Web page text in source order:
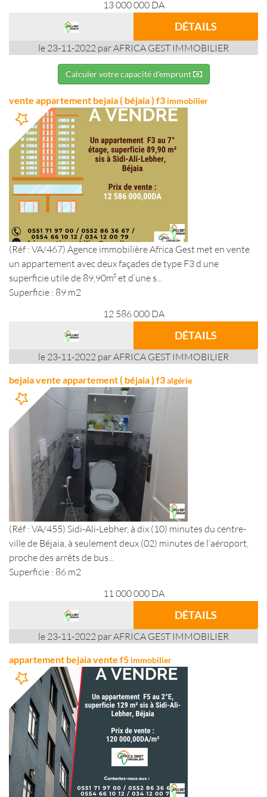
13 000 000 DA
DÉTAILS
le 23-11-2022 par AFRICA GEST IMMOBILIER
Calculer votre capacité d'emprunt
vente appartement bejaia ( béjaia ) f3 immobilier
(Réf : VA/467) Agence immobilière Africa Gest met en vente
un appartement avec deux façades de type F3 d une
superficie utile de 89,90m² et d’une s...
Superficie : 89 m2
12 586 000 DA
DÉTAILS
le 23-11-2022 par AFRICA GEST IMMOBILIER
bejaia vente appartement ( béjaia ) f3algérie
(Réf : VA/455) Sidi-Ali-Lebher, à dix (10) minutes du centre-
ville de Béjaia, à seulement deux (02) minutes de l’aéroport,
proche des arrêts de bus...
Superficie : 86 m2
11 000 000 DA
DÉTAILS
le 23-11-2022 par AFRICA GEST IMMOBILIER
appartement bejaia vente f5 immobilier